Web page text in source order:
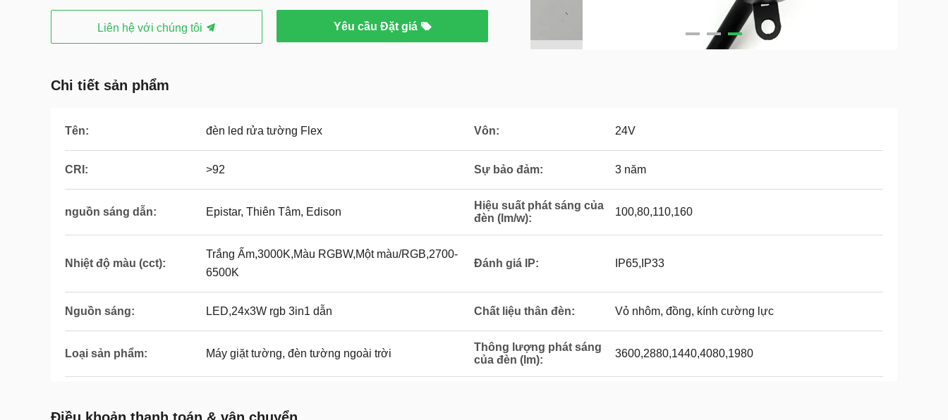
Liên hệ với chúng tôi Yêu cầu Đặt giá
Chi tiết sản phẩm
Tên: đèn led rửa tường Flex Vôn: 24V
CRI: >92 Sự bảo đảm: 3 năm
nguồn sáng dẫn: Epistar, Thiên Tâm, Edison
Hiệu suất phát sáng của
đèn (lm/w):
100,80,110,160
Nhiệt độ màu (cct):
Trắng Ấm,3000K,Màu RGBW,Một màu/RGB,2700-
6500K
Đánh giá IP: IP65,IP33
Nguồn sáng: LED,24x3W rgb 3in1 dẫn Chất liệu thân đèn: Vỏ nhôm, đồng, kính cường lực
Loại sản phẩm: Máy giặt tường, đèn tường ngoài trời
Thông lượng phát sáng
của đèn (lm):
3600,2880,1440,4080,1980